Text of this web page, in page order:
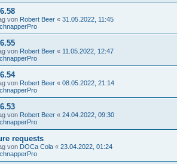
von Robert Beer « 31.05.2022, 11:45
von Robert Beer « 11.05.2022, 12:47
von Robert Beer « 08.05.2022, 21:14
von Robert Beer « 24.04.2022, 09:30
requests
von DOCa Cola « 23.04.2022, 01:24